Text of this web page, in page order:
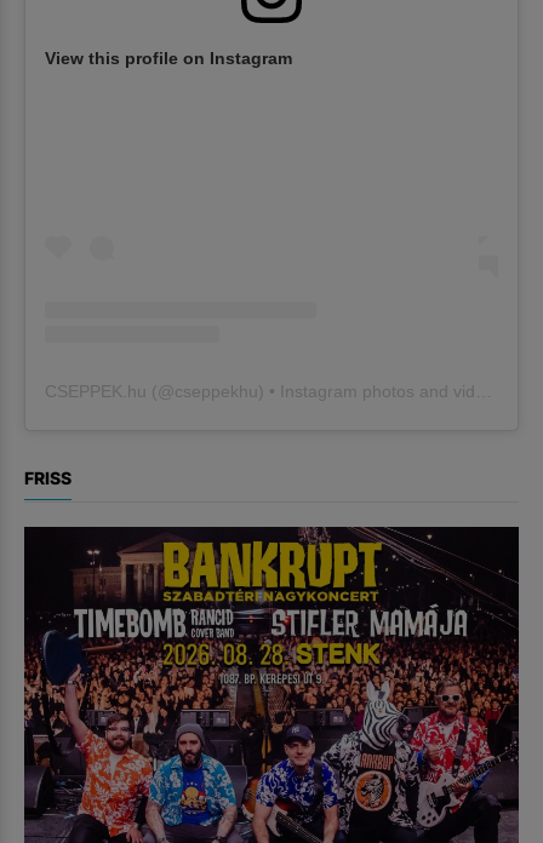
View this profile on Instagram
CSEPPEK.hu (@cseppekhu ) • Instagram photos and videos
FRISS